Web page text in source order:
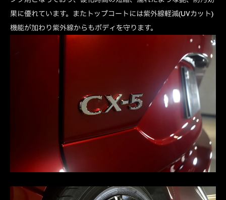
果に優れています。またトップコートには紫外線軽減(UVカット)
機能が加わり紫外線からもボディを守ります。